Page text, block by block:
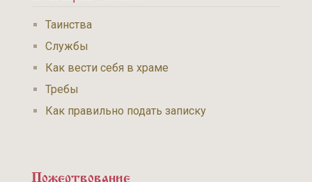
Таинства
Службы
Как вести себя в храме
Требы
Как правильно подать записку
Пожертвование